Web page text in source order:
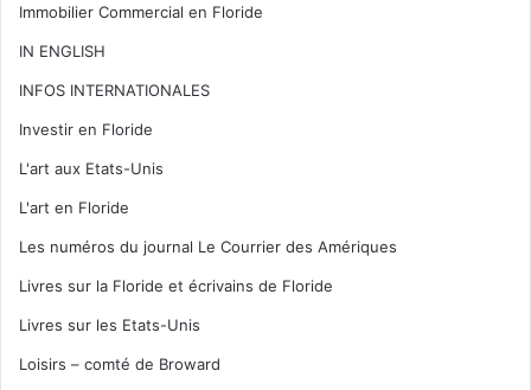
Immobilier Commercial en Floride
IN ENGLISH
INFOS INTERNATIONALES
Investir en Floride
L'art aux Etats-Unis
L'art en Floride
Les numéros du journal Le Courrier des Amériques
Livres sur la Floride et écrivains de Floride
Livres sur les Etats-Unis
Loisirs – comté de Broward